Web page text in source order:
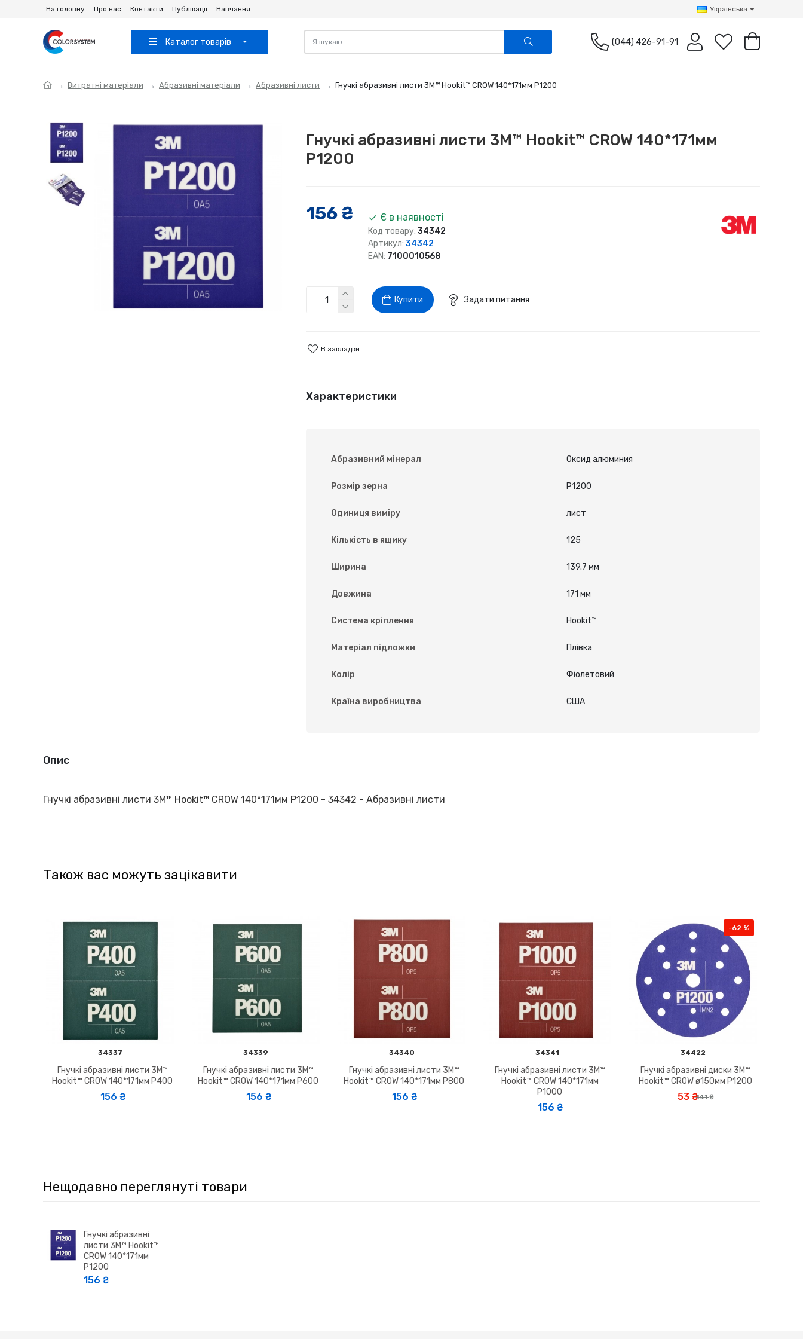
На головну Про нас Контакти Публікації Навчання Українська
Каталог товарів (044) 426-91-91
Витратні матеріали Абразивні матеріали Абразивні листи Гнучкі абразивні листи 3M™ Hookit™ CROW 140*171мм P1200
Гнучкі абразивні листи 3M™ Hookit™ CROW 140*171мм
P1200
156 ₴ Є в наявності
Код товару: 34342
Артикул: 34342
EAN: 7100010568
Купити Задати питання
В закладки
Характеристики
Абразивний мінерал Оксид алюминия
Розмір зерна P1200
Одиниця виміру лист
Кількість в ящику 125
Ширина 139.7 мм
Довжина 171 мм
Система кріплення Hookit™
Матеріал підложки Плівка
Колір Фіолетовий
Країна виробництва США
Опис
Гнучкі абразивні листи 3M™ Hookit™ CROW 140*171мм P1200 - 34342 - Абразивні листи
Також вас можуть зацікавити
34337
Гнучкі абразивні листи 3M™
Hookit™ CROW 140*171мм P400
156 ₴
34339
Гнучкі абразивні листи 3M™
Hookit™ CROW 140*171мм P600
156 ₴
34340
Гнучкі абразивні листи 3M™
Hookit™ CROW 140*171мм P800
156 ₴
34341
Гнучкі абразивні листи 3M™
Hookit™ CROW 140*171мм
P1000
156 ₴
-62 %
34422
Гнучкі абразивні диски 3M™
Hookit™ CROW ø150мм P1200
53 ₴ 141 ₴
Нещодавно переглянуті товари
Гнучкі абразивні
листи 3M™ Hookit™
CROW 140*171мм
P1200
156 ₴